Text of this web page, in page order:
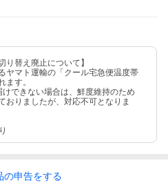
り替え廃止について】
ヤマト運輸の「クール宅急便温度帯
ます。
できない場合は、鮮度維持のため
おりましたが、対応不可となりま
の申告をする